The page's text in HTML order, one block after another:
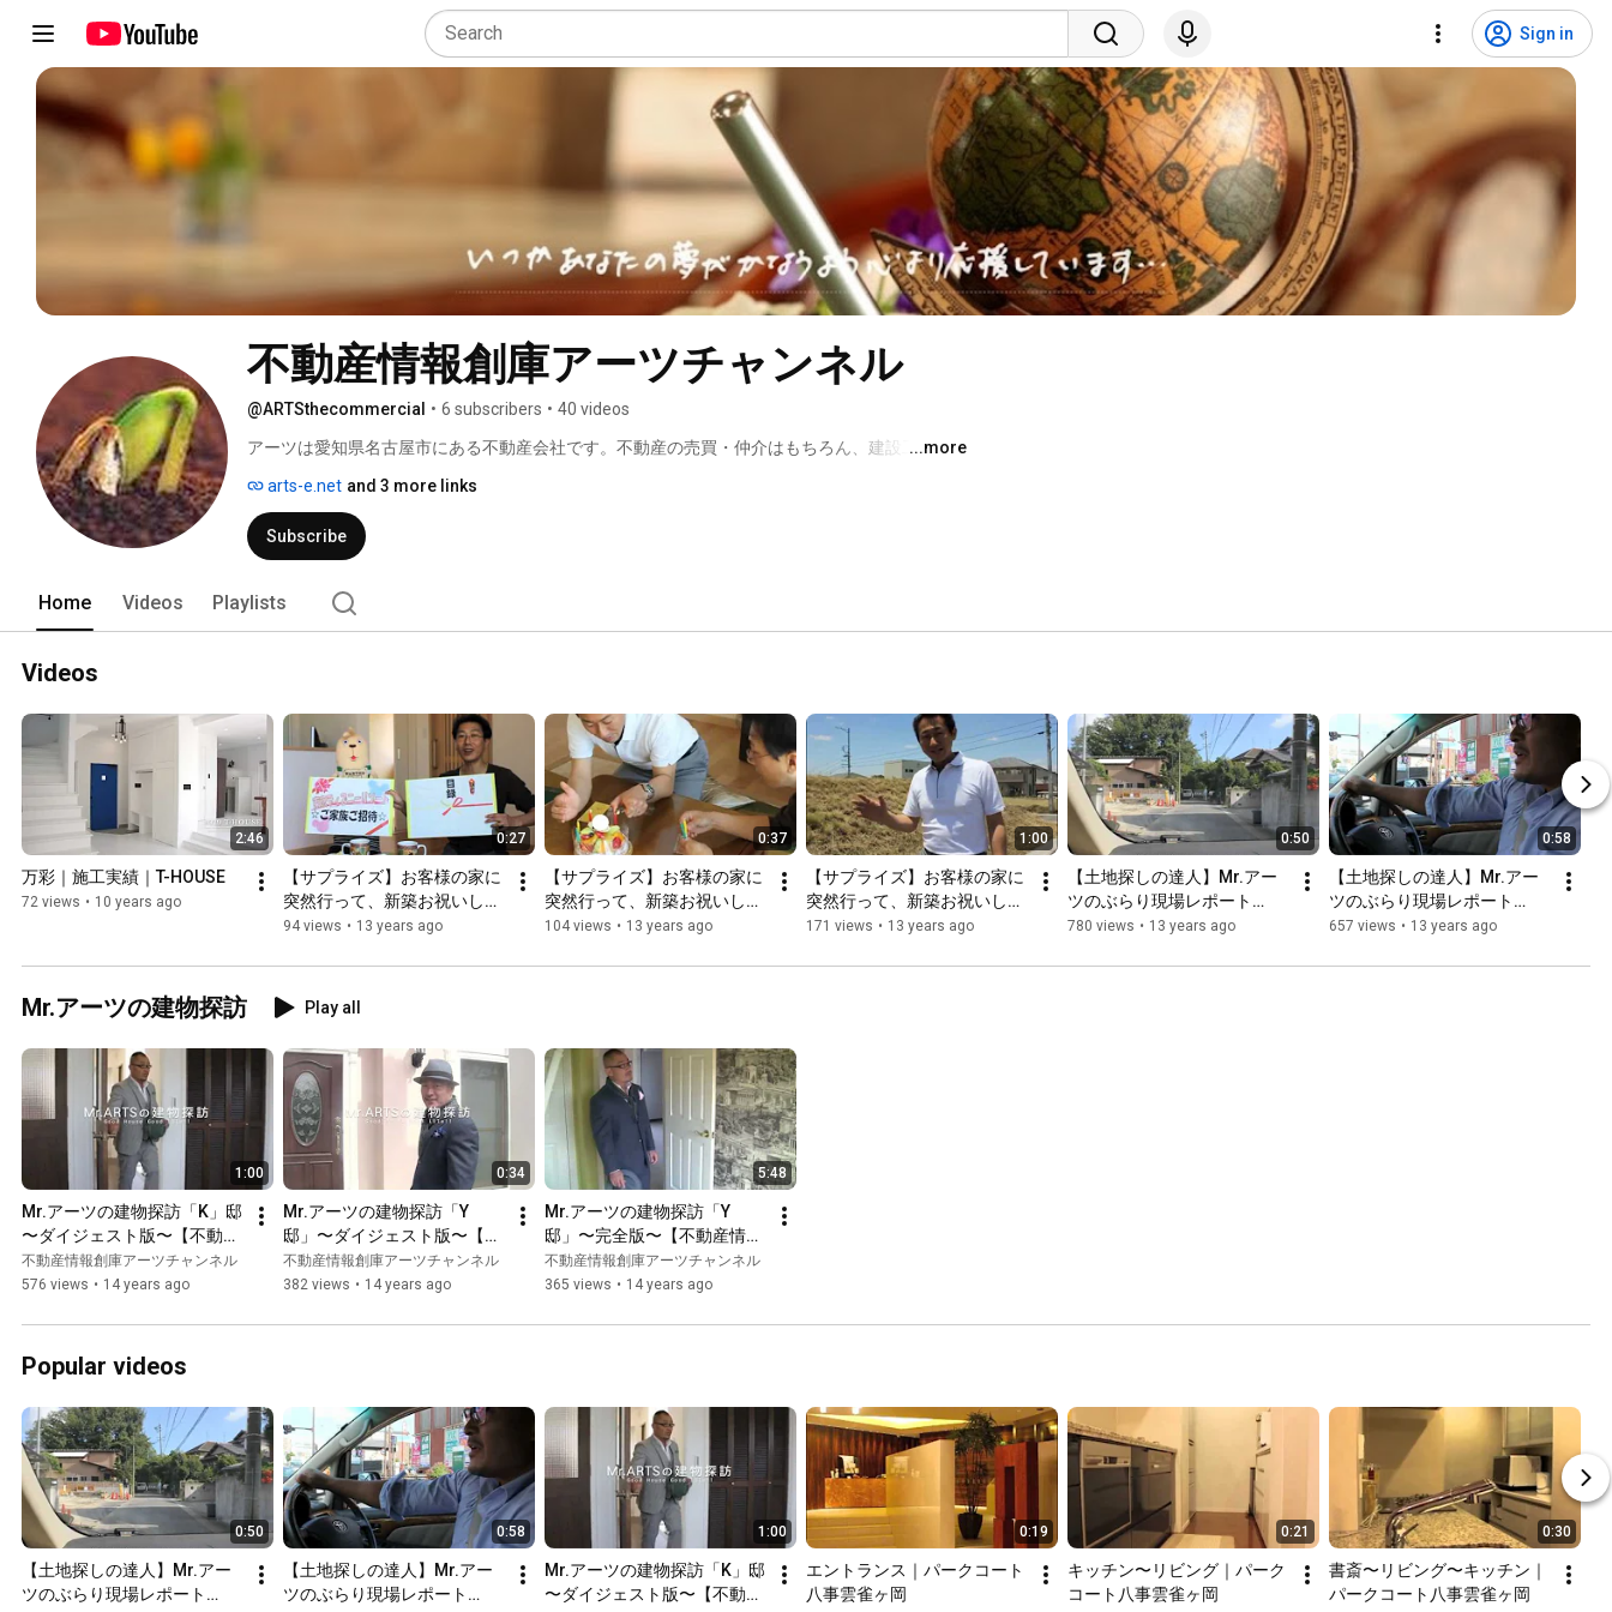
Sign in
不動産情報創庫アーツチャンネル
@ARTSthecommercial • 6 subscribers • 40 videos
アーツは愛知県名古屋市にある不動産会社です。不動産の売買・仲介はもちろん、建設工事、
...more
arts-e.net and 3 more links
Subscribe
Home Videos Playlists
Videos
2:46
万彩｜施工実績｜T-HOUSE
72 views • 10 years ago
0:27
【サプライズ】お客様の家に
突然行って、新築お祝いして
みました「大府市・N様」
ツ】
94 views • 13 years ago
0:37
【サプライズ】お客様の家に
突然行って、新築お祝いして
みました「大府市・N様」
ツ】
104 views • 13 years ago
1:00
【サプライズ】お客様の家に
突然行って、新築お祝いして
みました「大府市・N様」
ツ】
171 views • 13 years ago
0:50
【土地探しの達人】Mr.アー
ツのぶらり現場レポート
004「昭和区御幸山」#2/2
780 views • 13 years ago
0:58
【土地探しの達人】Mr.アー
ツのぶらり現場レポート
004「昭和区御幸山」#1/2
657 views • 13 years ago
Mr.アーツの建物探訪 Play all
1:00
Mr.アーツの建物探訪「K」邸
〜ダイジェスト版〜【不動産
情報創庫 アーツ】
不動産情報創庫アーツチャンネル
576 views • 14 years ago
0:34
Mr.アーツの建物探訪「Y
邸」〜ダイジェスト版〜【不
動産情報創庫 アーツ】
不動産情報創庫アーツチャンネル
382 views • 14 years ago
5:48
Mr.アーツの建物探訪「Y
邸」〜完全版〜【不動産情報
創庫 アーツ】
不動産情報創庫アーツチャンネル
365 views • 14 years ago
Popular videos
0:50
【土地探しの達人】Mr.アー
ツのぶらり現場レポート
0:58
【土地探しの達人】Mr.アー
ツのぶらり現場レポート
1:00
Mr.アーツの建物探訪「K」邸
〜ダイジェスト版〜【不動産
0:19
エントランス｜パークコート
八事雲雀ヶ岡
0:21
キッチン〜リビング｜パーク
コート八事雲雀ヶ岡
0:30
書斎〜リビング〜キッチン｜
パークコート八事雲雀ヶ岡